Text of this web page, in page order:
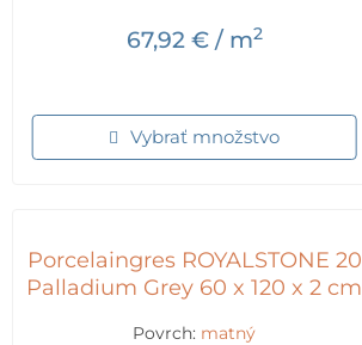
67,92 €/ m2
Vybrať množstvo
Porcelaingres ROYALSTONE 20
Palladium Grey 60 x 120 x 2 cm
Povrch: matný